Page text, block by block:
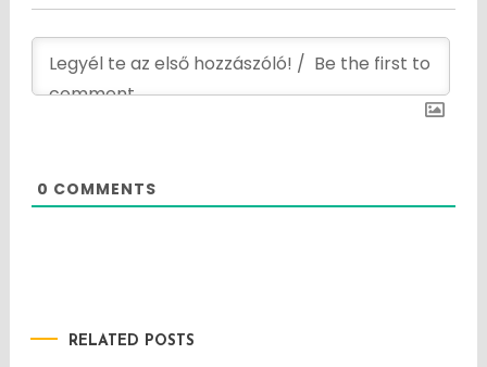
0 COMMENTS
RELATED POSTS